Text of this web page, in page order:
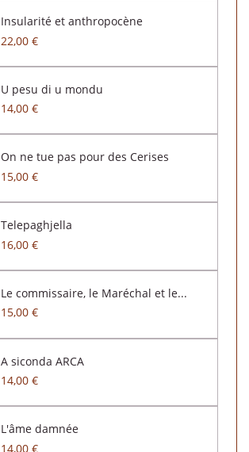
Insularité et anthropocène
22,00 €
U pesu di u mondu
14,00 €
On ne tue pas pour des Cerises
15,00 €
Telepaghjella
16,00 €
Le commissaire, le Maréchal et le...
15,00 €
A siconda ARCA
14,00 €
L'âme damnée
14,00 €